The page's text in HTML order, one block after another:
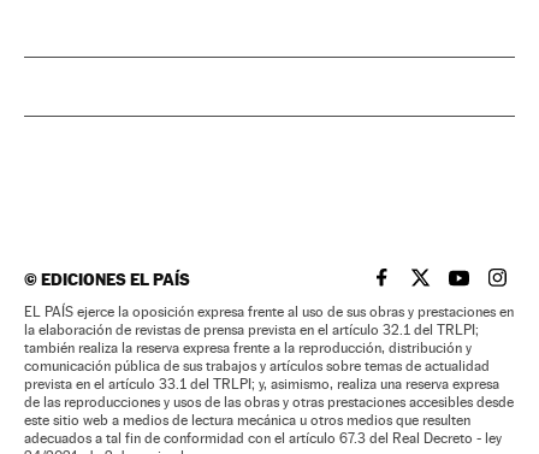
©EDICIONES EL PAÍS EL PAÍS BRASIL EN
EL PAÍSEL PAÍS
EL
EL PAÍS ejerce la oposición expresa frente al uso de sus obras y prestaciones en
la elaboración de revistas de prensa prevista en el artículo 32.1 del TRLPI;
también realiza la reserva expresa frente a la reproducción, distribución y
comunicación pública de sus trabajos y artículos sobre temas de actualidad
prevista en el artículo 33.1 del TRLPI; y, asimismo, realiza una reserva expresa
de las reproducciones y usos de las obras y otras prestaciones accesibles desde
este sitio web a medios de lectura mecánica u otros medios que resulten
adecuados a tal fin de conformidad con el artículo 67.3 del Real Decreto - ley